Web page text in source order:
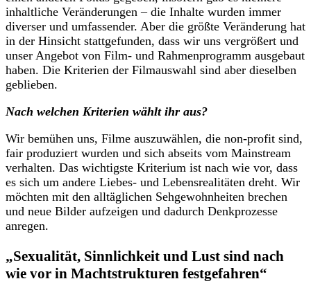
inhaltliche Veränderungen – die Inhalte wurden immer
diverser und umfassender. Aber die größte Veränderung hat
in der Hinsicht stattgefunden, dass wir uns vergrößert und
unser Angebot von Film- und Rahmenprogramm ausgebaut
haben. Die Kriterien der Filmauswahl sind aber dieselben
geblieben.
Nach welchen Kriterien wählt ihr aus?
Wir bemühen uns, Filme auszuwählen, die non-profit sind,
fair produziert wurden und sich abseits vom Mainstream
verhalten. Das wichtigste Kriterium ist nach wie vor, dass
es sich um andere Liebes- und Lebensrealitäten dreht. Wir
möchten mit den alltäglichen Sehgewohnheiten brechen
und neue Bilder aufzeigen und dadurch Denkprozesse
anregen.
„Sexualität, Sinnlichkeit und Lust sind nach
wie vor in Machtstrukturen festgefahren“